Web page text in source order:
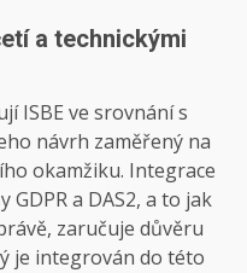
a technickými
ISBE ve srovnání s
návrh zaměřený na
okamžiku. Integrace
a DAS2, a to jak
zaručuje důvěru
je integrován do této